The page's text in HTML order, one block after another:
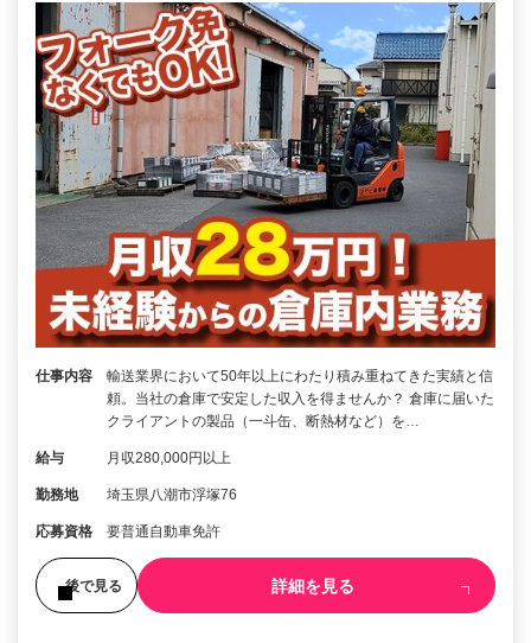
仕事内容
輸送業界において50年以上にわたり積み重ねてきた実績と信
頼。当社の倉庫で安定した収入を得ませんか？ 倉庫に届いた
クライアントの製品（一斗缶、断熱材など）を…
給与 月収280,000円以上
勤務地 埼玉県八潮市浮塚76
応募資格 要普通自動車免許
後で見る 詳細を見る